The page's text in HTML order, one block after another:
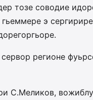
тозе соводие
э
регионе
С.Меликов,